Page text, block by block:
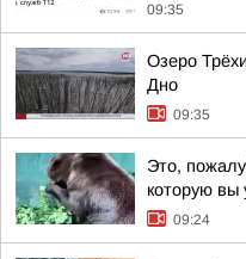
09:35
Озеро
Дно
09:35
Это,
которую вы
09:24